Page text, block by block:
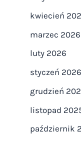
kwiecień
marzec 2026
luty 2026
styczeń 2026
grudzień
listopad
październik